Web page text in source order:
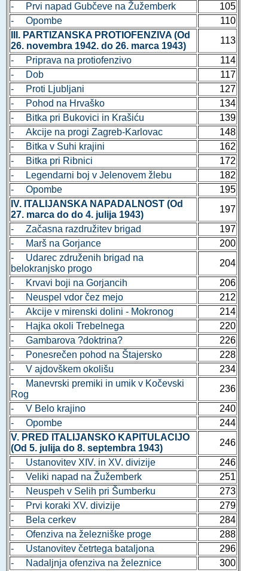
- Prvi napad Gubčeve na Žužemberk
105
- Opombe
110
III. PARTIZANSKA PROTIOFENZIVA (Od
26. novembra 1942. do 26. marca 1943)
113
- Priprava na protiofenzivo
114
- Dob
117
- Proti Ljubljani
127
- Pohod na Hrvaško
134
- Bitka pri Bukovici in Krašiću
139
- Akcije na progi Zagreb-Karlovac
148
- Bitka v Suhi krajini
162
- Bitka pri Ribnici
172
- Legendarni boj v Jelenovem žlebu
182
- Opombe
195
IV. ITALIJANSKA NAPADALNOST (Od
27. marca do do 4. julija 1943)
197
- Začasna razdružitev brigad
197
- Marš na Gorjance
200
- Udarec združenih brigad na
belokranjsko progo
204
- Krvavi boji na Gorjancih
206
- Neuspel vdor čez mejo
212
- Akcije v mirenski dolini - Mokronog
214
- Hajka okoli Trebelnega
220
- Gambarova ?doktrina?
226
- Ponesrečen pohod na Štajersko
228
- V ajdovškem okolišu
234
- Manevrski premiki in umik v Kočevski
Rog
236
- V Belo krajino
240
- Opombe
244
V. PRED ITALIJANSKO KAPITULACIJO
(Od 5. julija do 8. septembra 1943)
246
- Ustanovitev XIV. in XV. divizije
246
- Veliki napad na Žužemberk
251
- Neuspeh v Selih pri Šumberku
273
- Prvi koraki XV. divizije
279
- Bela cerkev
284
- Ofenziva na železniške proge
288
- Ustanovitev četrtega bataljona
296
- Nadaljnja ofenziva na železnice
300